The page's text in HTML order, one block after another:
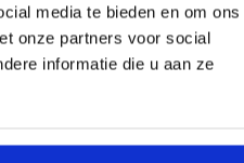
media te bieden en om ons
onze partners voor social
informatie die u aan ze